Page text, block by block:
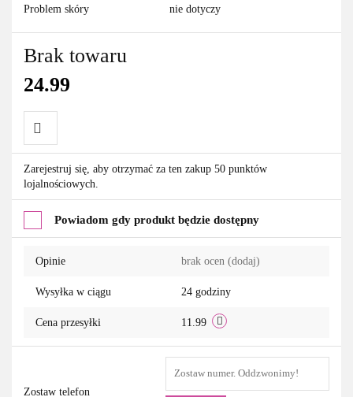
Problem skóry nie dotyczy
Brak towaru
24.99
Do
Zarejestruj się, aby otrzymać za ten zakup 50 punktów
lojalnościowych.
Powiadom gdy produkt będzie dostępny
Opinie brak ocen (dodaj)
Wysyłka w ciągu 24 godziny
Cena przesyłki 11.99
Zostaw telefon